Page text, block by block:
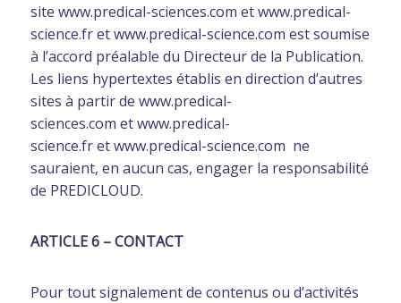
site www.predical-sciences.com et www.predical-
science.fr et www.predical-science.com est soumise
à l’accord préalable du Directeur de la Publication.
Les liens hypertextes établis en direction d’autres
sites à partir de www.predical-
sciences.com et www.predical-
science.fr et www.predical-science.com ne
sauraient, en aucun cas, engager la responsabilité
de PREDICLOUD.
ARTICLE 6 – CONTACT
Pour tout signalement de contenus ou d’activités